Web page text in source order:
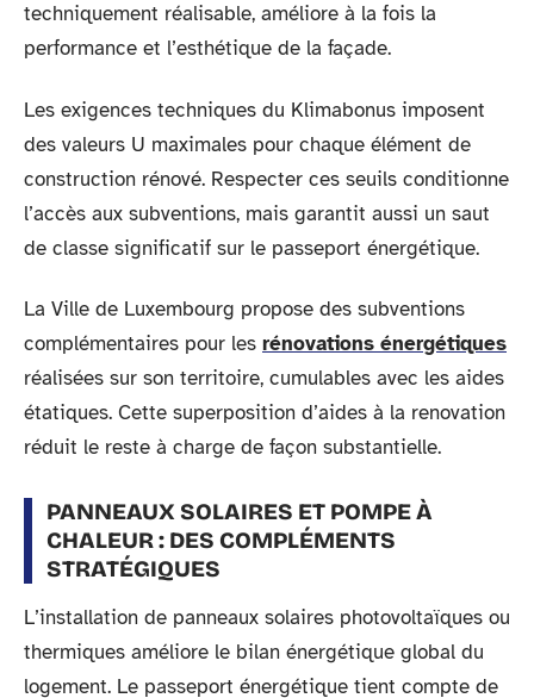
techniquement réalisable, améliore à la fois la
performance et l’esthétique de la façade.
Les exigences techniques du Klimabonus imposent
des valeurs U maximales pour chaque élément de
construction rénové. Respecter ces seuils conditionne
l’accès aux subventions, mais garantit aussi un saut
de classe significatif sur le passeport énergétique.
La Ville de Luxembourg propose des subventions
complémentaires pour les rénovations énergétiques
réalisées sur son territoire, cumulables avec les aides
étatiques. Cette superposition d’aides à la renovation
réduit le reste à charge de façon substantielle.
PANNEAUX SOLAIRES ET POMPE À
CHALEUR : DES COMPLÉMENTS
STRATÉGIQUES
L’installation de panneaux solaires photovoltaïques ou
thermiques améliore le bilan énergétique global du
logement. Le passeport énergétique tient compte de